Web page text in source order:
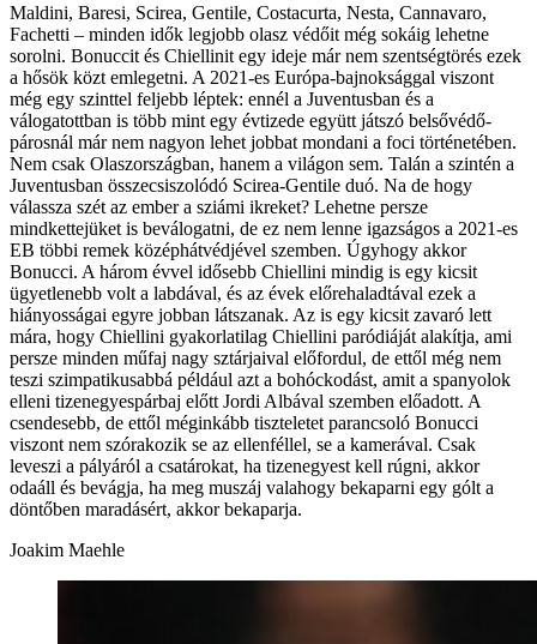
Maldini, Baresi, Scirea, Gentile, Costacurta, Nesta, Cannavaro,
Fachetti – minden idők legjobb olasz védőit még sokáig lehetne
sorolni. Bonuccit és Chiellinit egy ideje már nem szentségtörés ezek
a hősök közt emlegetni. A 2021-es Európa-bajnoksággal viszont
még egy szinttel feljebb léptek: ennél a Juventusban és a
válogatottban is több mint egy évtizede együtt játszó belsővédő-
párosnál már nem nagyon lehet jobbat mondani a foci történetében.
Nem csak Olaszországban, hanem a világon sem. Talán a szintén a
Juventusban összecsiszolódó Scirea-Gentile duó. Na de hogy
válassza szét az ember a sziámi ikreket? Lehetne persze
mindkettejüket is beválogatni, de ez nem lenne igazságos a 2021-es
EB többi remek középhátvédjével szemben. Úgyhogy akkor
Bonucci. A három évvel idősebb Chiellini mindig is egy kicsit
ügyetlenebb volt a labdával, és az évek előrehaladtával ezek a
hiányosságai egyre jobban látszanak. Az is egy kicsit zavaró lett
mára, hogy Chiellini gyakorlatilag Chiellini paródiáját alakítja, ami
persze minden műfaj nagy sztárjaival előfordul, de ettől még nem
teszi szimpatikusabbá például azt a bohóckodást, amit a spanyolok
elleni tizenegyespárbaj előtt Jordi Albával szemben előadott. A
csendesebb, de ettől méginkább tiszteletet parancsoló Bonucci
viszont nem szórakozik se az ellenféllel, se a kamerával. Csak
leveszi a pályáról a csatárokat, ha tizenegyest kell rúgni, akkor
odaáll és bevágja, ha meg muszáj valahogy bekaparni egy gólt a
döntőben maradásért, akkor bekaparja.
Joakim Maehle